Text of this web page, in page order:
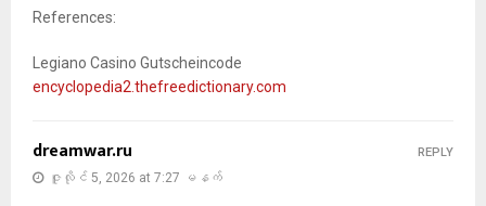
References:
Legiano Casino Gutscheincode
encyclopedia2.thefreedictionary.com
dreamwar.ru
ဇူလိုင် 5, 2026 at 7:27 မနက်
REPLY